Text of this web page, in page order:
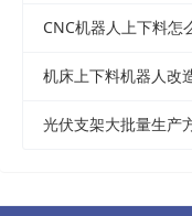
CNC机器人上下料怎
机床上下料机器人改
光伏支架大批量生产